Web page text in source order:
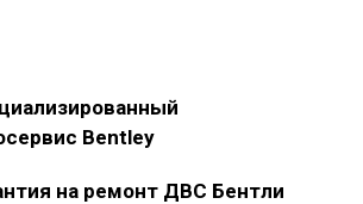
Bentley
на ремонт ДВС Бентли